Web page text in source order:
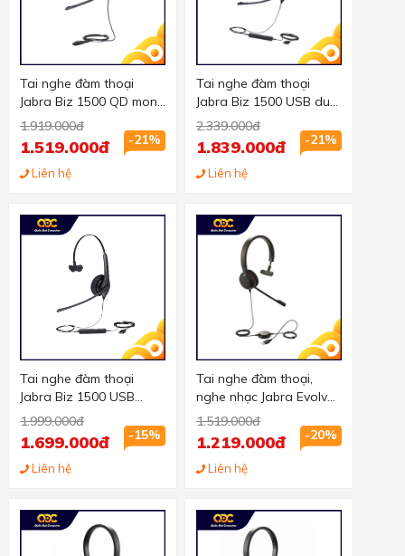
Tai nghe đàm thoại
Jabra Biz 1500 QD mono
chuẩn QD, 1 tai
1.919.000đ
-21%
1.519.000đ
Liên hệ
Tai nghe đàm thoại
Jabra Biz 1500 USB duo
chuẩn USB, 2 tai
2.339.000đ
-21%
1.839.000đ
Liên hệ
Tai nghe đàm thoại
Jabra Biz 1500 USB
mono chuẩn USB, 1 tai
1.999.000đ
-15%
1.699.000đ
Liên hệ
Tai nghe đàm thoại,
nghe nhạc Jabra Evolve
20 MS mono chuẩn USB,
1.519.000đ
-20%
1.219.000đ
Liên hệ